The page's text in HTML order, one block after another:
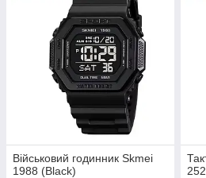
Військовий годинник Skmei
1988 (Black)